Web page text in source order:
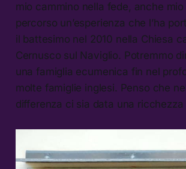
mio cammino nella fede, anche
percorso un’esperienza che l’ha
il battesimo nel 2010 nella Chiesa
Cernusco sul Naviglio. Potremmo
una famiglia ecumenica fin nel
molte famiglie inglesi. Penso che
differenza ci sia data una ricchezza